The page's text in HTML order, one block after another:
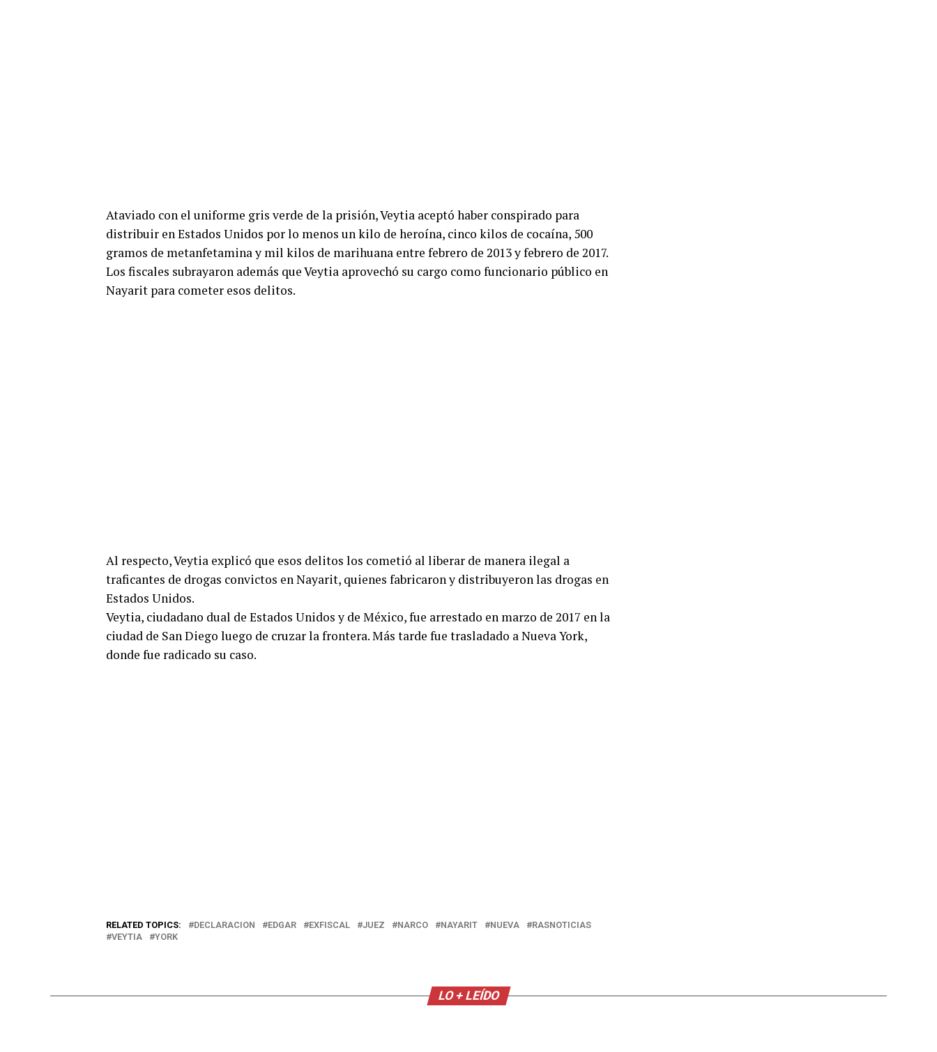
Ataviado con el uniforme gris verde de la prisión, Veytia aceptó haber conspirado para
distribuir en Estados Unidos por lo menos un kilo de heroína, cinco kilos de cocaína, 500
gramos de metanfetamina y mil kilos de marihuana entre febrero de 2013 y febrero de 2017.
Los fiscales subrayaron además que Veytia aprovechó su cargo como funcionario público en
Nayarit para cometer esos delitos.
Al respecto, Veytia explicó que esos delitos los cometió al liberar de manera ilegal a
traficantes de drogas convictos en Nayarit, quienes fabricaron y distribuyeron las drogas en
Estados Unidos.
Veytia, ciudadano dual de Estados Unidos y de México, fue arrestado en marzo de 2017 en la
ciudad de San Diego luego de cruzar la frontera. Más tarde fue trasladado a Nueva York,
donde fue radicado su caso.
RELATED TOPICS: DECLARACION EDGAR EXFISCAL JUEZ NARCO NAYARIT NUEVA
RASNOTICIAS
VEYTIA
YORK
LO + LEÍDO